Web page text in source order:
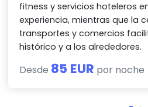
fitness y servicios hoteleros
experiencia, mientras que la
transportes y comercios
histórico y a los alrededores.
Desde 85 EUR por noche